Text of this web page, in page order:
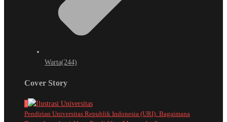
Warta(244)
Cover Story
1
Pendirian Universitas Republik Indonesia (URI): Bagaimana